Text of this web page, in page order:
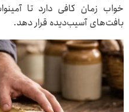
خواب زمان کافی دارد تا
بافت‌های آسیب‌دیده قرار دهد.